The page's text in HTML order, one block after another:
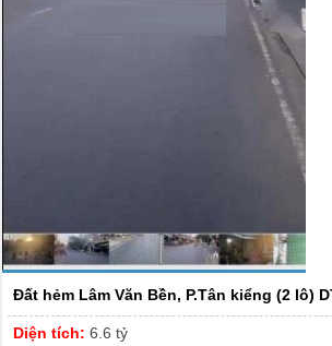
Đất hẻm Lâm Văn Bền, P.Tân kiểng (2 lô)
Diện tích: 6.6 tỷ